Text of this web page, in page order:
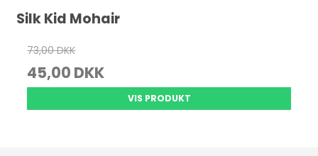
Silk Kid Mohair
73,00 DKK
45,00 DKK
VIS PRODUKT